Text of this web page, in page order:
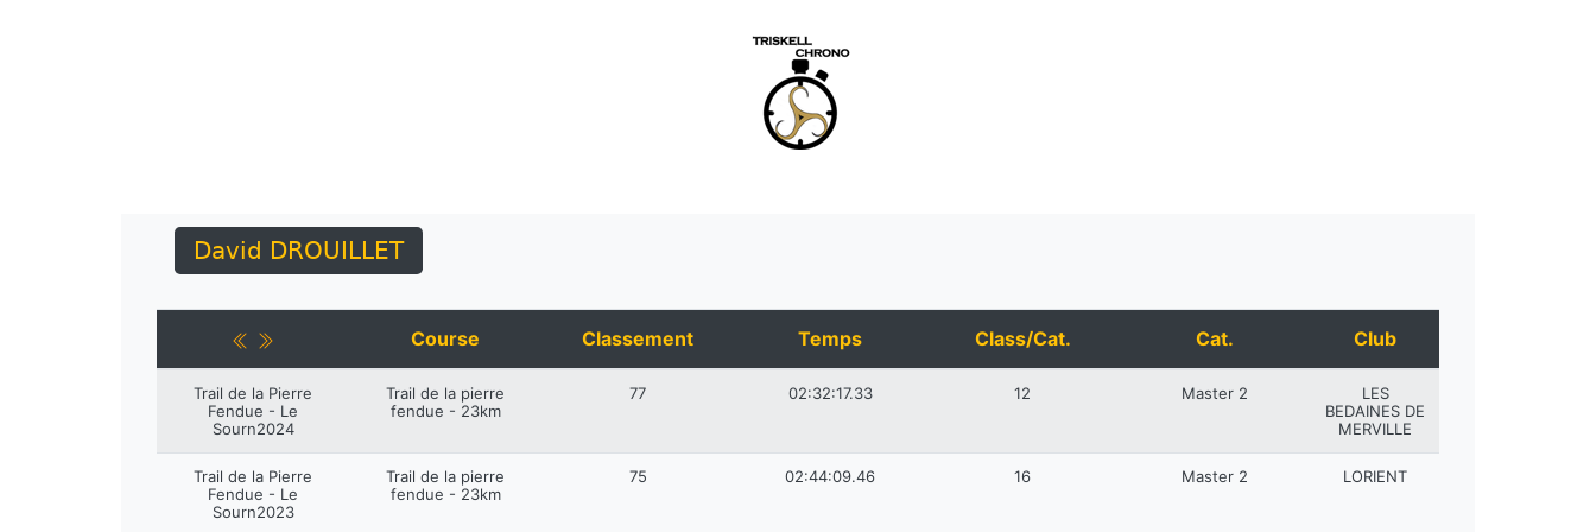
David DROUILLET
Course Classement Temps Class/Cat. Cat. Club
Trail de la Pierre
Fendue - Le
Sourn2024
Trail de la pierre
fendue - 23km
77 02:32:17.33 12 Master 2
LES
BEDAINES DE
MERVILLE
Trail de la Pierre
Fendue - Le
Sourn2023
Trail de la pierre
fendue - 23km
75 02:44:09.46 16 Master 2 LORIENT